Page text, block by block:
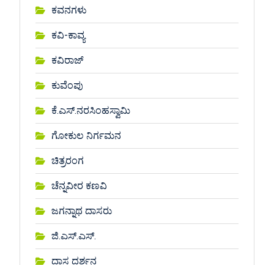
ಕವನಗಳು
ಕವಿ-ಕಾವ್ಯ
ಕವಿರಾಜ್
ಕುವೆಂಪು
ಕೆ.ಎಸ್.ನರಸಿಂಹಸ್ವಾಮಿ
ಗೋಕುಲ ನಿರ್ಗಮನ
ಚಿತ್ರರಂಗ
ಚೆನ್ನವೀರ ಕಣವಿ
ಜಗನ್ನಾಥ ದಾಸರು
ಜಿ.ಎಸ್.ಎಸ್.
ದಾಸ ದರ್ಶನ